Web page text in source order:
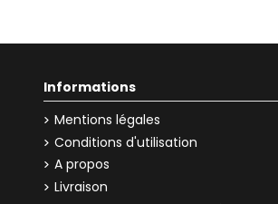
Informations
Mentions légales
Conditions d'utilisation
A propos
Livraison